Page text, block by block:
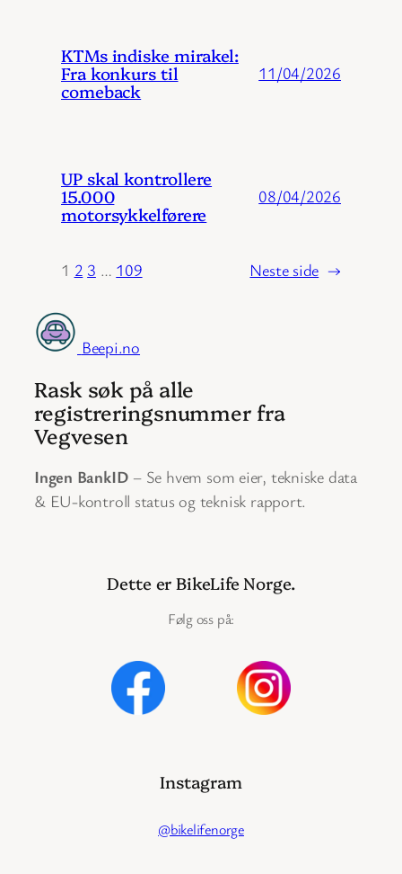
KTMs indiske mirakel:
Fra konkurs til
comeback
11/04/2026
UP skal kontrollere
15.000
motorsykkelførere
08/04/2026
1 2 3 … 109 Neste side →
Beepi.no
Rask søk på alle
registreringsnummer fra
Vegvesen
Ingen BankID – Se hvem som eier, tekniske data
& EU-kontroll status og teknisk rapport.
Dette er BikeLife Norge.
Følg oss på:
Instagram
@bikelifenorge